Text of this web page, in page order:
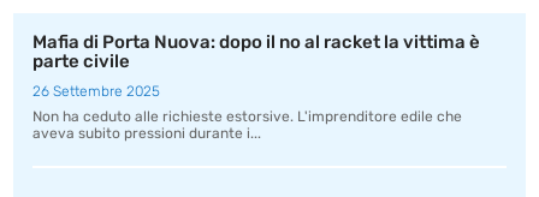
Mafia di Porta Nuova: dopo il no al racket la vittima è
parte civile
26 Settembre 2025
Non ha ceduto alle richieste estorsive. L'imprenditore edile che
aveva subito pressioni durante i...